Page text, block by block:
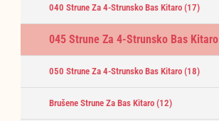
040 Strune Za 4-Strunsko Bas Kitaro (17)
045 Strune Za 4-Strunsko Bas Kitaro
050 Strune Za 4-Strunsko Bas Kitaro (18)
Brušene Strune Za Bas Kitaro (12)